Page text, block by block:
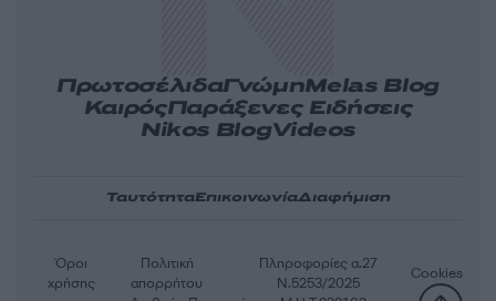
ΠρωτοσέλιδαΓνώμηMelas Blog
ΚαιρόςΠαράξενες Ειδήσεις
Nikos BlogVideos
ΤαυτότηταΕπικοινωνίαΔιαφήμιση
Όροι
χρήσης
Πολιτική
απορρήτου
Πληροφορίες α.27
Ν.5253/2025
Cookies